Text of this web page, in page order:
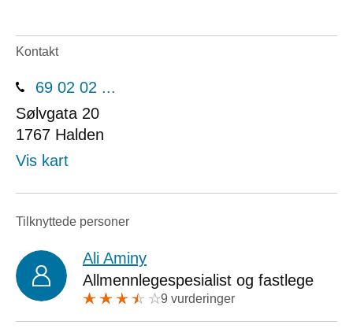
Kontakt
69 02 02 ...
Sølvgata 20
1767 Halden
Vis kart
Tilknyttede personer
Ali Aminy
Allmennlegespesialist og fastlege
9 vurderinger